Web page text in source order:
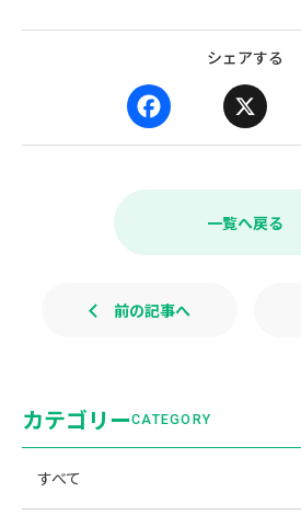
シェアする
a
e
k
一覧へ戻る
前の記事へ
カテゴリーCATEGORY
すべて